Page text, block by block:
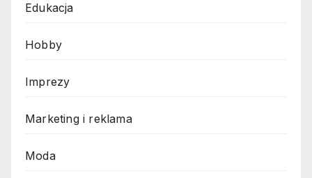
Edukacja
Hobby
Imprezy
Marketing i reklama
Moda